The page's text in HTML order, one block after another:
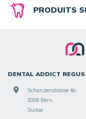
PRODUITS
DENTAL ADDICT REGUS
Schanzenstrasse 4a,
3008 Bern,
Suisse